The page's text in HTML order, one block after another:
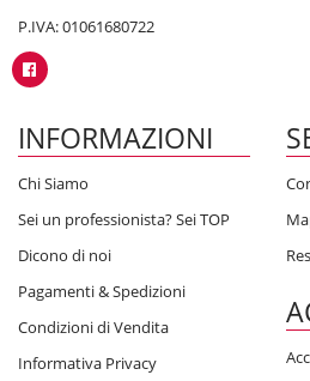
P.IVA: 01061680722
INFORMAZIONI
Chi Siamo
Sei un professionista? Sei TOP
Dicono di noi
Pagamenti & Spedizioni
Condizioni di Vendita
Informativa Privacy